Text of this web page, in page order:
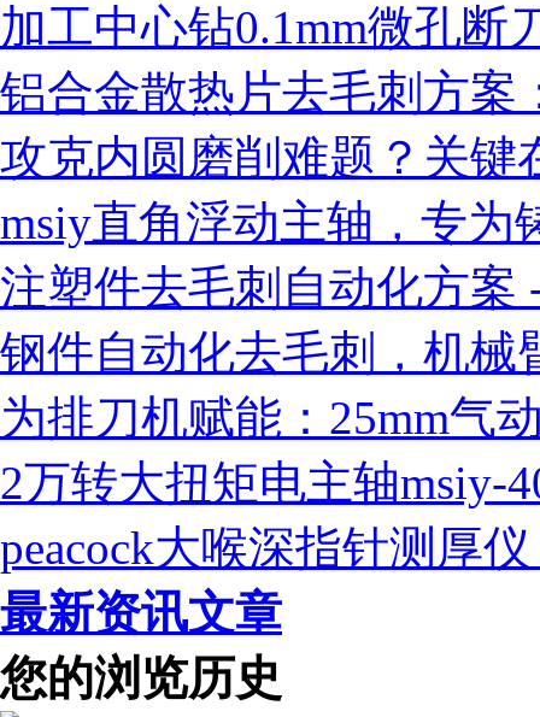
加工中心钻0.1mm微孔断
铝合金散热片去毛刺方案
攻克内圆磨削难题？关键
msiy直角浮动主轴，专为
注塑件去毛刺自动化方案
钢件自动化去毛刺，机械
为排刀机赋能：25mm气
2万转大扭矩电主轴msiy-
peacock大喉深指针测厚
最新资讯文章
您的浏览历史